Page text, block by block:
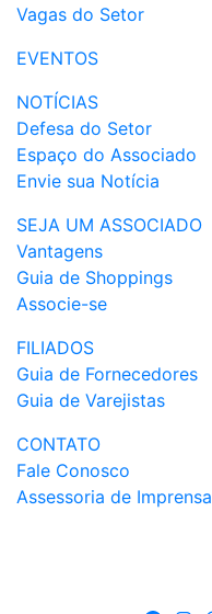
Vagas do Setor
EVENTOS
NOTÍCIAS
Defesa do Setor
Espaço do Associado
Envie sua Notícia
SEJA UM ASSOCIADO
Vantagens
Guia de Shoppings
Associe-se
FILIADOS
Guia de Fornecedores
Guia de Varejistas
CONTATO
Fale Conosco
Assessoria de Imprensa